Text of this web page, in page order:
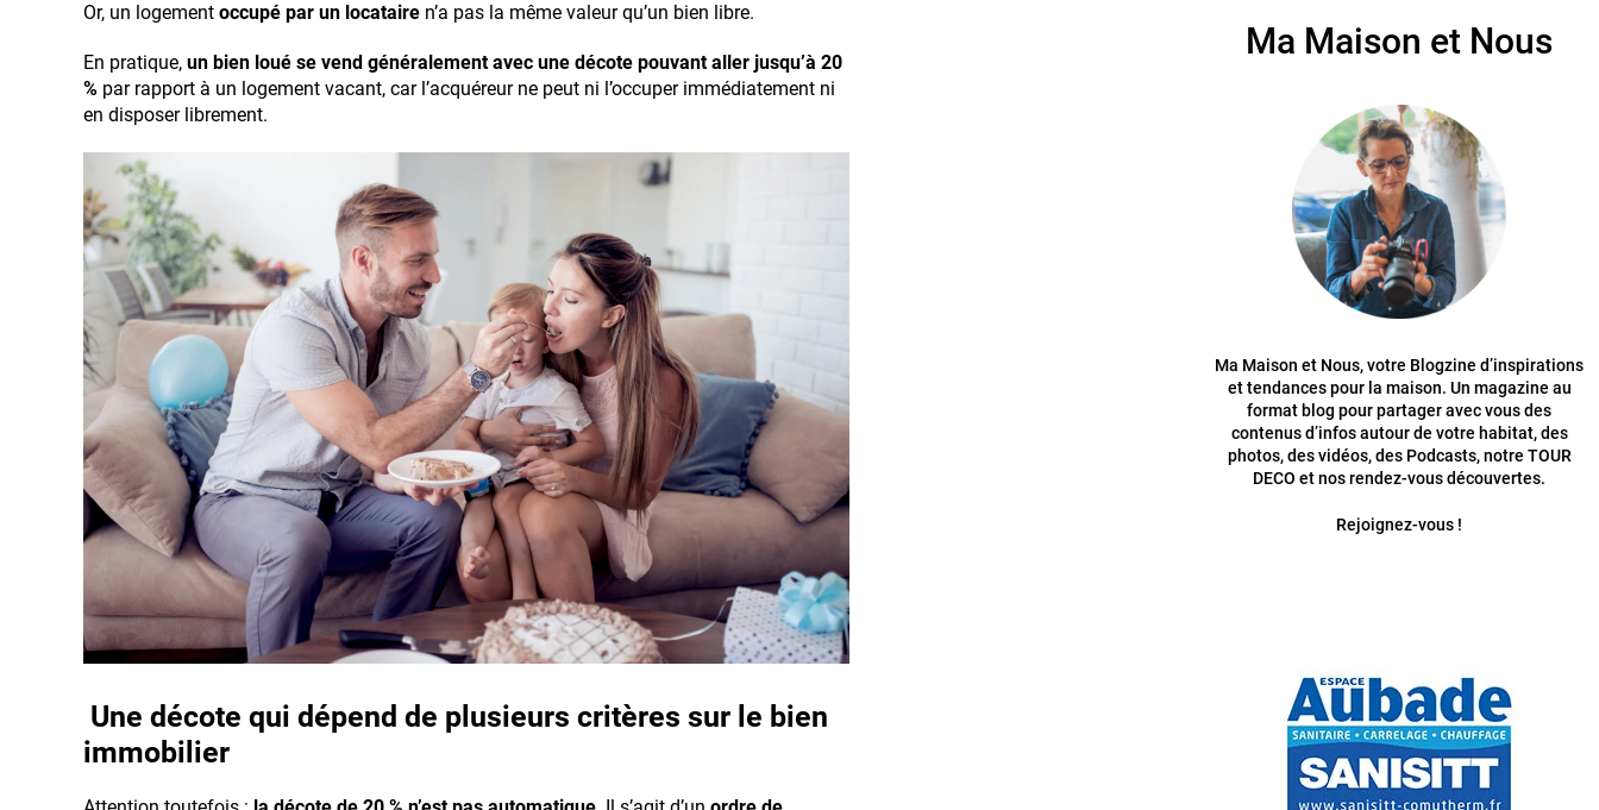
Or, un logement occupé par un locataire n’a pas la même valeur qu’un bien libre.
En pratique, un bien loué se vend généralement avec une décote pouvant aller jusqu’à 20
% par rapport à un logement vacant, car l’acquéreur ne peut ni l’occuper immédiatement ni
en disposer librement.
Une décote qui dépend de plusieurs critères sur le bien
immobilier
Ma Maison et Nous
Ma Maison et Nous, votre Blogzine d’inspirations
et tendances pour la maison. Un magazine au
format blog pour partager avec vous des
contenus d’infos autour de votre habitat, des
photos, des vidéos, des Podcasts, notre TOUR
DECO et nos rendez-vous découvertes.
Rejoignez-vous !